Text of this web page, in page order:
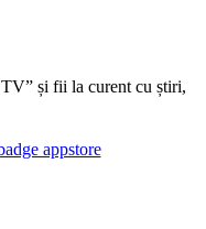
și fii la curent cu știri,